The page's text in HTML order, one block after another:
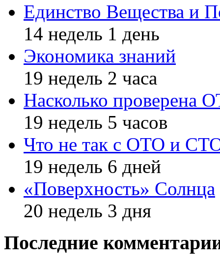
Единство Вещества и
14 недель 1 день
Экономика знаний
19 недель 2 часа
Насколько проверена
19 недель 5 часов
Что не так с ОТО и
19 недель 6 дней
«Поверхность» Солнца
20 недель 3 дня
Последние